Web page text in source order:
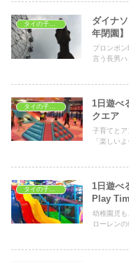
ダイナ
年閉園】
プロンポ
言う長男ハ
1日遊べ
クエア
子育てと
「楽しい
1日遊べ
Play
幼稚園児
ローレン